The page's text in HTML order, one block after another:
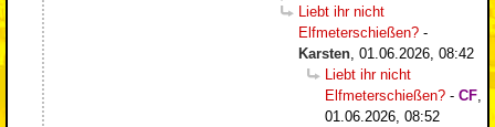
Liebt ihr nicht
Elfmeterschießen? -
Karsten 01.06.2026, 08:42
Liebt ihr nicht
Elfmeterschießen? - CF
01.06.2026, 08:52